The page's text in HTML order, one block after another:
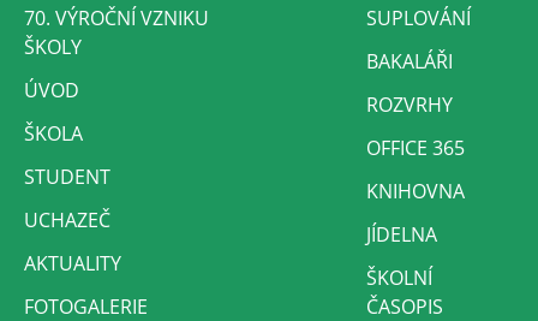
70. VÝROČNÍ VZNIKU
ŠKOLY
ÚVOD
ŠKOLA
STUDENT
UCHAZEČ
AKTUALITY
FOTOGALERIE
SUPLOVÁNÍ
BAKALÁŘI
ROZVRHY
OFFICE 365
KNIHOVNA
JÍDELNA
ŠKOLNÍ
ČASOPIS